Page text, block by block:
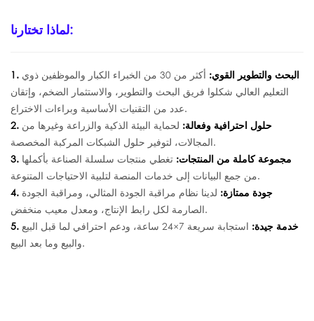
لماذا تختارنا:
1. البحث والتطوير القوي:
أكثر من 30 من الخبراء الكبار والموظفين ذوي
التعليم العالي شكلوا فريق البحث والتطوير، والاستثمار الضخم، وإتقان
عدد من التقنيات الأساسية وبراءات الاختراع.
2. حلول احترافية وفعالة: لحماية البيئة الذكية والزراعة وغيرها من
المجالات، لتوفير حلول الشبكات المركبة المخصصة.
3. مجموعة كاملة من المنتجات: تغطي منتجات سلسلة الصناعة بأكملها
من جمع البيانات إلى خدمات المنصة لتلبية الاحتياجات المتنوعة.
4. جودة ممتازة: لدينا نظام مراقبة الجودة المثالي، ومراقبة الجودة
الصارمة لكل رابط الإنتاج، ومعدل معيب منخفض.
5. خدمة جيدة:
استجابة سريعة 7×24 ساعة، ودعم احترافي لما قبل البيع
والبيع وما بعد البيع.